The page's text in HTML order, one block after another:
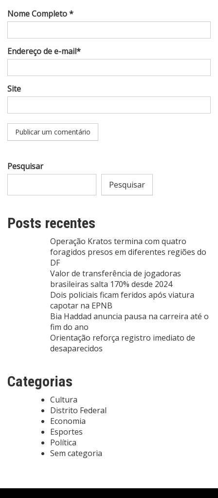
Nome Completo *
Endereço de e-mail*
Site
Pesquisar
Pesquisar
Posts recentes
Operação Kratos termina com quatro
foragidos presos em diferentes regiões do
DF
Valor de transferência de jogadoras
brasileiras salta 170% desde 2024
Dois policiais ficam feridos após viatura
capotar na EPNB
Bia Haddad anuncia pausa na carreira até o
fim do ano
Orientação reforça registro imediato de
desaparecidos
Categorias
Cultura
Distrito Federal
Economia
Esportes
Política
Sem categoria